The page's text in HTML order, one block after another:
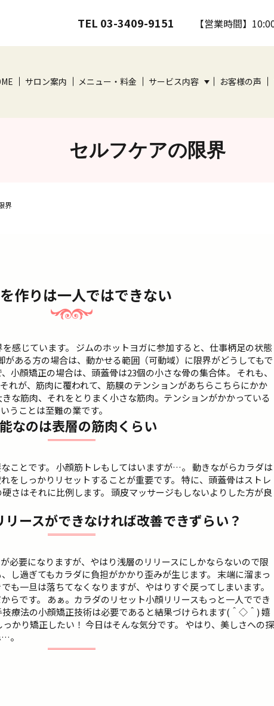
TEL 03-3409-9151 【営業時間】
サロン案内 メニュー・料金 サービス内容 お客様の声
セルフケアの限界
界
作りは一人ではできない
感じています。 ジムのホットヨガに参加すると、仕事柄足の状態
がある方の場合は、動かせる範囲（可動域）に限界がどうしてもで
小顔矯正の場合は、頭蓋骨は23個の小さな骨の集合体。 それも、
れが、筋肉に覆われて、筋膜のテンションがあちらこちらにかか
な筋肉、それをとりまく小さな筋肉。テンションがかかっている
うことは至難の業です。
なのは表層の筋肉くらい
ことです。 小顔筋トレもしてはいますが…。 動きながらカラダは
をしっかりリセットすることが重要です。 特に、頭蓋骨はストレ
さはそれに比例します。 頭皮マッサージもしないよりした方が良
ースができなければ改善できずらい？
必要になりますが、やはり浅層のリリースにしかならないので限
し過ぎてもカラダに負担がかかり歪みが生じます。 末端に溜まっ
も一旦は落ちてなくなりますが、やはりすぐ戻ってしまいます。
らです。 あぁ。カラダのリセット小顔リリースもっと一人ででき
療法の小顔矯正技術は必要であると結果づけられます(＾◇＾) 嬉
かり矯正したい！ 今日はそんな気分です。 やはり、美しさへの探
。